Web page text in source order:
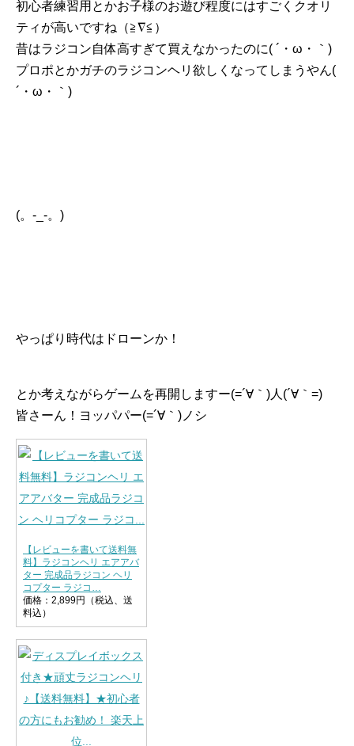
初心者練習用とかお子様のお遊び程度にはすごくクオリ
ティが高いですね（≧∇≦）
昔はラジコン自体高すぎて買えなかったのに( ´・ω・｀)
プロポとかガチのラジコンヘリ欲しくなってしまうやん(
´・ω・｀)
(。-_-。)
やっぱり時代はドローンか！
とか考えながらゲームを再開しますー(=´∀｀)人(´∀｀=)
皆さーん！ヨッパパー(=´∀｀)ノシ
【レビューを書いて送料無
料】ラジコンヘリ エアアバ
ター 完成品ラジコン ヘリ
コプター ラジコ…
価格：2,899円（税込、送
料込）